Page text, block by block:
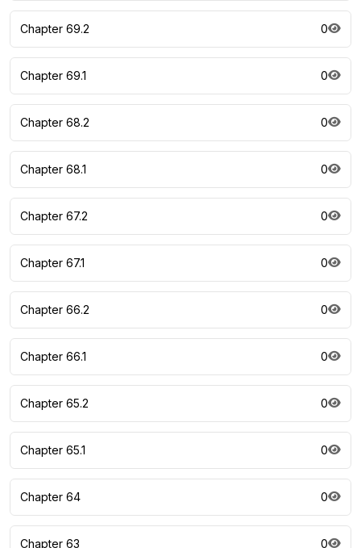
Chapter 69.2 0
Chapter 69.1 0
Chapter 68.2 0
Chapter 68.1 0
Chapter 67.2 0
Chapter 67.1 0
Chapter 66.2 0
Chapter 66.1 0
Chapter 65.2 0
Chapter 65.1 0
Chapter 64 0
Chapter 63 0